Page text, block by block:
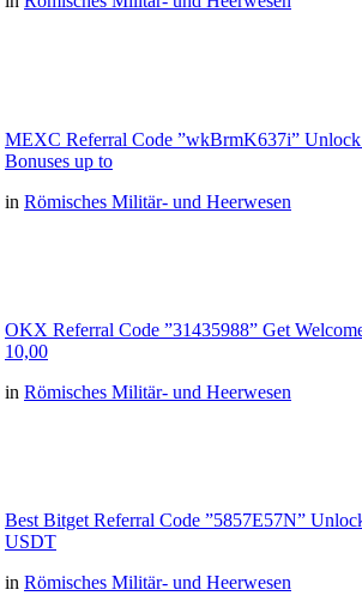
MEXC Referral Code ”wkBrmK637i” Unlock
Bonuses up to
in Römisches Militär- und Heerwesen
OKX Referral Code ”31435988” Get
10,00
in Römisches Militär- und Heerwesen
Best Bitget Referral Code ”5857E57N”
USDT
in Römisches Militär- und Heerwesen